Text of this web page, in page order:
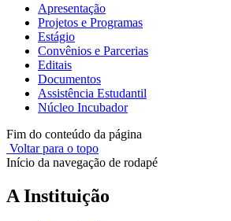
Apresentação
Projetos e Programas
Estágio
Convênios e Parcerias
Editais
Documentos
Assistência Estudantil
Núcleo Incubador
Fim do conteúdo da página
Voltar para o topo
Início da navegação de rodapé
A Instituição